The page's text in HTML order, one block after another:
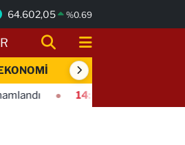
64.602,05 %0.69
SİYASET
Bursa İnegöl'ün lezzetleri vitrine